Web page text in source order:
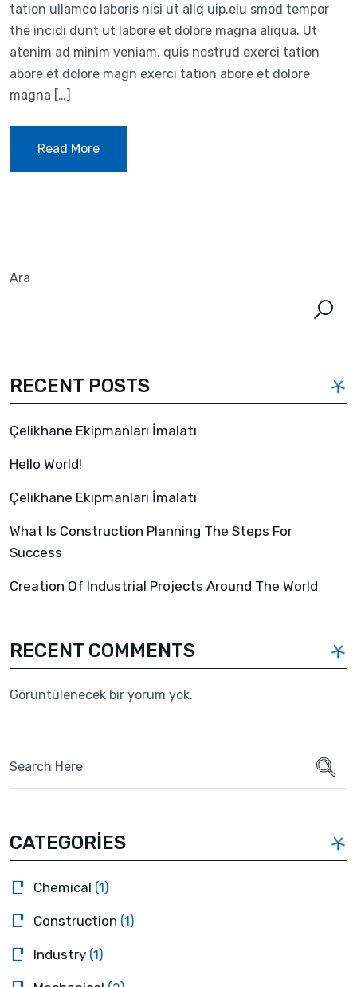
tation ullamco laboris nisi ut aliq uip.eiu smod tempor
the incidi dunt ut labore et dolore magna aliqua. Ut
atenim ad minim veniam, quis nostrud exerci tation
abore et dolore magn exerci tation abore et dolore
magna […]
Read More
Ara
RECENT POSTS
Çelikhane Ekipmanları İmalatı
Hello World!
Çelikhane Ekipmanları İmalatı
What Is Construction Planning The Steps For
Success
Creation Of Industrial Projects Around The World
RECENT COMMENTS
Görüntülenecek bir yorum yok.
for:
CATEGORIES
Chemical (1)
Construction (1)
Industry (1)